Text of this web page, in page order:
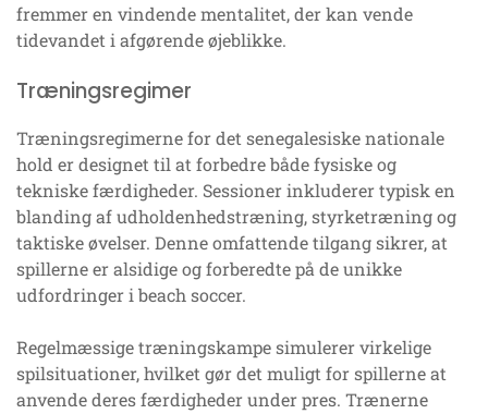
fremmer en vindende mentalitet, der kan vende
tidevandet i afgørende øjeblikke.
Træningsregimer
Træningsregimerne for det senegalesiske nationale
hold er designet til at forbedre både fysiske og
tekniske færdigheder. Sessioner inkluderer typisk en
blanding af udholdenhedstræning, styrketræning og
taktiske øvelser. Denne omfattende tilgang sikrer, at
spillerne er alsidige og forberedte på de unikke
udfordringer i beach soccer.
Regelmæssige træningskampe simulerer virkelige
spilsituationer, hvilket gør det muligt for spillerne at
anvende deres færdigheder under pres. Trænerne